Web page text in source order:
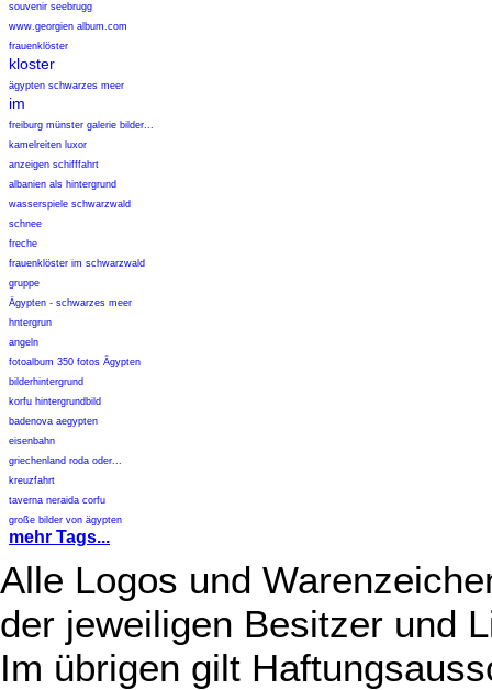
souvenir seebrugg
www.georgien album.com
frauenklöster
kloster
ägypten schwarzes meer
im
freiburg münster galerie bilder...
kamelreiten luxor
anzeigen schifffahrt
albanien als hintergrund
wasserspiele schwarzwald
schnee
freche
frauenklöster im schwarzwald
gruppe
Ägypten - schwarzes meer
hntergrun
angeln
fotoalbum 350 fotos Ägypten
bilderhintergrund
korfu hintergrundbild
badenova aegypten
eisenbahn
griechenland roda oder...
kreuzfahrt
taverna neraida corfu
große bilder von ägypten
mehr Tags...
Alle Logos und
der jeweiligen Besitzer und
Im übrigen gilt